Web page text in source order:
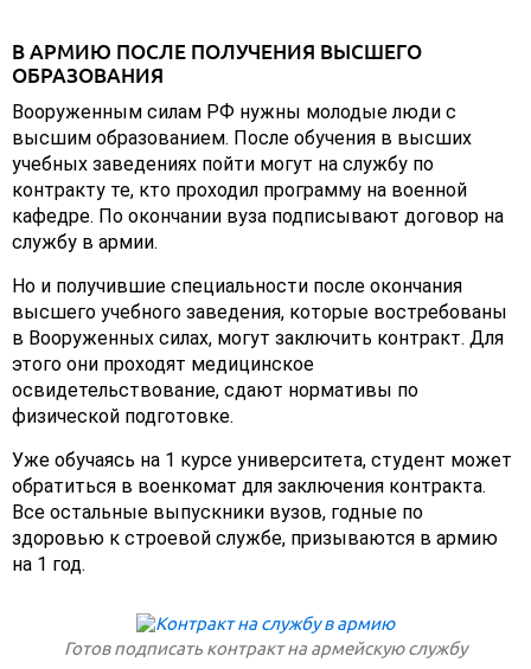
В АРМИЮ ПОСЛЕ ПОЛУЧЕНИЯ ВЫСШЕГО
ОБРАЗОВАНИЯ
Вооруженным силам РФ нужны молодые люди с
высшим образованием. После обучения в высших
учебных заведениях пойти могут на службу по
контракту те, кто проходил программу на военной
кафедре. По окончании вуза подписывают договор на
службу в армии.
Но и получившие специальности после окончания
высшего учебного заведения, которые востребованы
в Вооруженных силах, могут заключить контракт. Для
этого они проходят медицинское
освидетельствование, сдают нормативы по
физической подготовке.
Уже обучаясь на 1 курсе университета, студент может
обратиться в военкомат для заключения контракта.
Все остальные выпускники вузов, годные по
здоровью к строевой службе, призываются в армию
на 1 год.
Готов подписать контракт на армейскую службу